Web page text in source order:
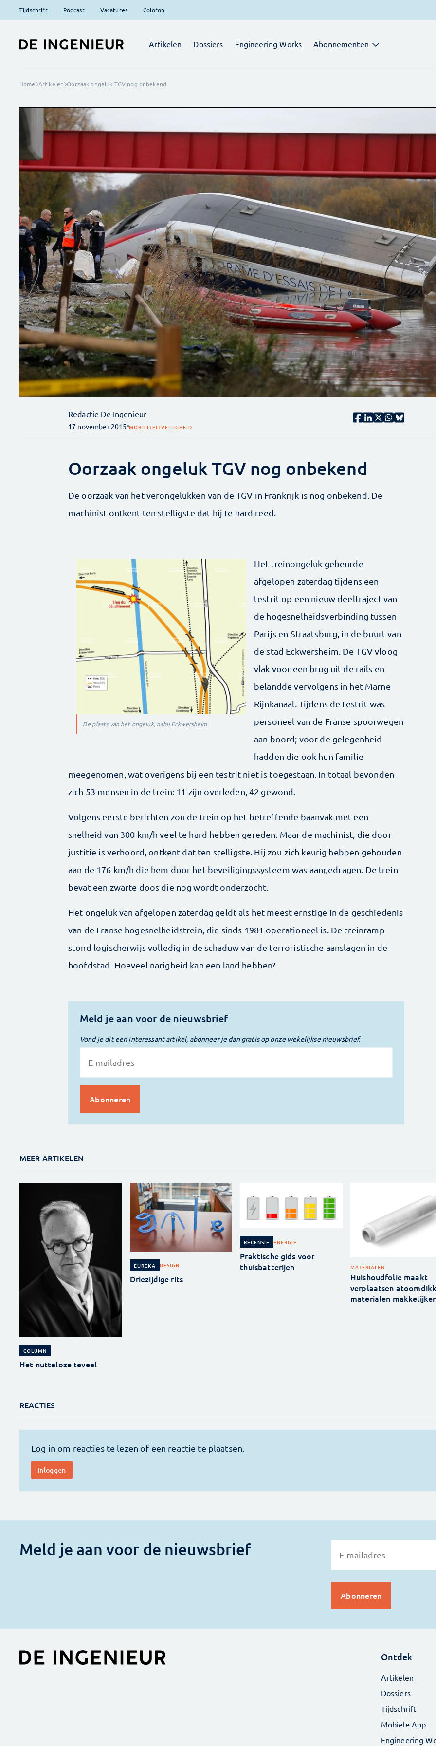
Tijdschrift Podcast Vacatures Colofon
Artikelen Dossiers Engineering Works Abonnementen
Home Artikelen Oorzaak ongeluk TGV nog onbekend
Redactie De Ingenieur
17 november 2015 MOBILITEITVEILIGHEID
Oorzaak ongeluk TGV nog onbekend
De oorzaak van het verongelukken van de TGV in Frankrijk is nog onbekend. De
machinist ontkent ten stelligste dat hij te hard reed.
De plaats van het ongeluk, nabij Eckwersheim.
Het treinongeluk gebeurde
afgelopen zaterdag tijdens een
testrit op een nieuw deeltraject van
de hogesnelheidsverbinding tussen
Parijs en Straatsburg, in de buurt van
de stad Eckwersheim. De TGV vloog
vlak voor een brug uit de rails en
belandde vervolgens in het Marne-
Rijnkanaal. Tijdens de testrit was
personeel van de Franse spoorwegen
aan boord; voor de gelegenheid
hadden die ook hun familie
meegenomen, wat overigens bij een testrit niet is toegestaan. In totaal bevonden
zich 53 mensen in de trein: 11 zijn overleden, 42 gewond.
Volgens eerste berichten zou de trein op het betreffende baanvak met een
snelheid van 300 km/h veel te hard hebben gereden. Maar de machinist, die door
justitie is verhoord, ontkent dat ten stelligste. Hij zou zich keurig hebben gehouden
aan de 176 km/h die hem door het beveiligingssysteem was aangedragen. De trein
bevat een zwarte doos die nog wordt onderzocht.
Het ongeluk van afgelopen zaterdag geldt als het meest ernstige in de geschiedenis
van de Franse hogesnelheidstrein, die sinds 1981 operationeel is. De treinramp
stond logischerwijs volledig in de schaduw van de terroristische aanslagen in de
hoofdstad. Hoeveel narigheid kan een land hebben?
Meld je aan voor de nieuwsbrief
Vond je dit een interessant artikel, abonneer je dan gratis op onze wekelijkse nieuwsbrief.
MEER ARTIKELEN
COLUMN
Het nutteloze teveel
EUREKA DESIGN
Driezijdige rits
RECENSIE ENERGIE
Praktische gids voor
thuisbatterijen
MATERIALEN
Huishoudfolie maakt
verplaatsen
materialen makkelijker
REACTIES
Meld je aan voor de nieuwsbrief
Ontdek
Artikelen
Dossiers
Tijdschrift
Mobiele App
Engineering